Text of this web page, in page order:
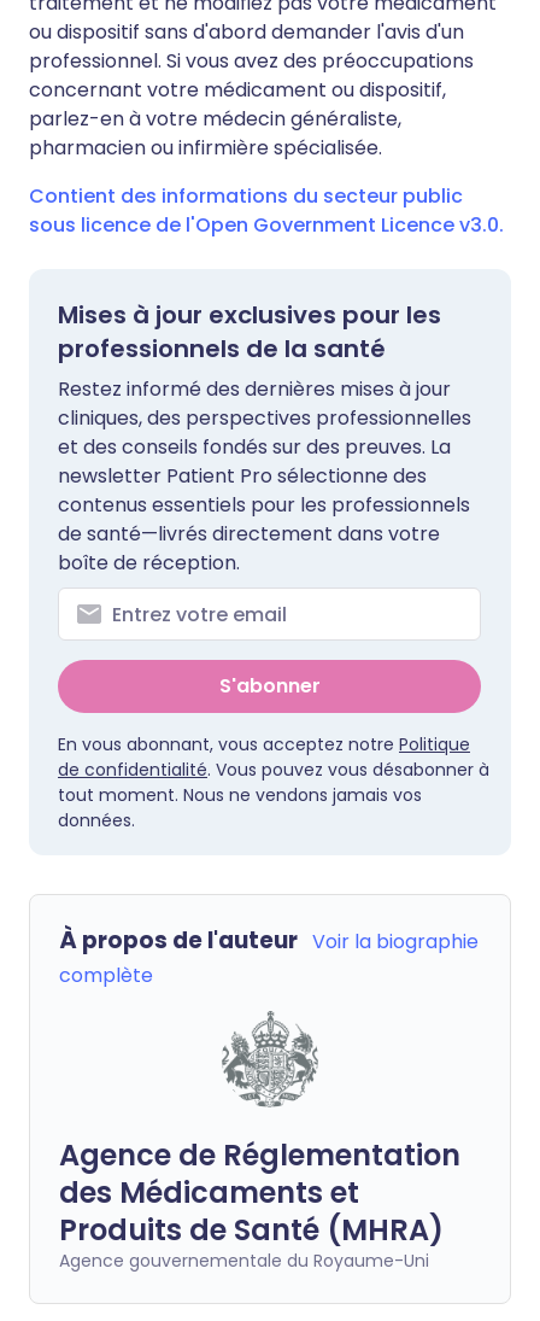
ou dispositif sans d'abord demander l'avis d'un
professionnel. Si vous avez des préoccupations
concernant votre médicament ou dispositif,
parlez-en à votre médecin généraliste,
pharmacien ou infirmière spécialisée.
Contient des informations du secteur public
sous licence de l'Open Government Licence v3.0.
Mises à jour exclusives pour les
professionnels de la santé
Restez informé des dernières mises à jour
cliniques, des perspectives professionnelles
et des conseils fondés sur des preuves. La
newsletter Patient Pro sélectionne des
contenus essentiels pour les professionnels
de santé—livrés directement dans votre
boîte de réception.
S'abonner
En vous abonnant, vous acceptez notre Politique
de confidentialité. Vous pouvez vous désabonner à
tout moment. Nous ne vendons jamais vos
données.
À propos de l'auteur Voir la biographie
complète
Agence de Réglementation
des Médicaments et
Produits de Santé (MHRA)
Agence gouvernementale du Royaume-Uni